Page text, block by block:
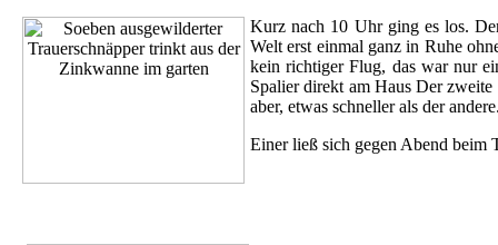
Kurz nach 10 Uhr ging es los.
Welt erst einmal ganz in Ruhe
kein richtiger Flug, das war nur
Spalier direkt am Haus Der zweite
aber, etwas schneller als der
Einer ließ sich gegen Abend beim